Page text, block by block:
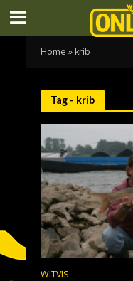
Home » krib
Tag - krib
WITVIS